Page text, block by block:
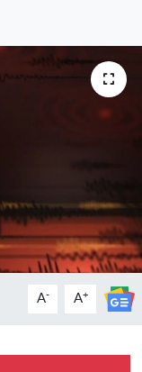
A- A+